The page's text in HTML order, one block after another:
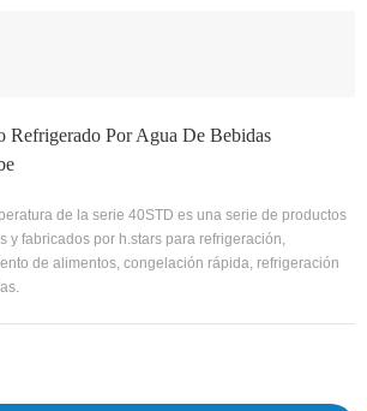
Por Agua De Bebidas
de la serie 40STD es una serie de productos
y fabricados por h.stars para refrigeración,
de alimentos, congelación rápida, refrigeración